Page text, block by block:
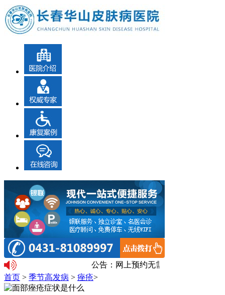
公告：网上预约无需排队。温馨提
首页 > 季节高发病 > 痤疮>